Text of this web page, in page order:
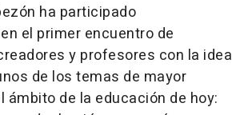
ha participado
el primer encuentro de
y profesores con la idea
de los temas de mayor
ámbito de la educación de hoy: